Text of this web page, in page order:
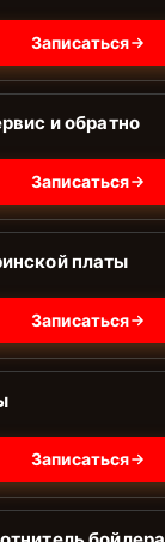
Записаться
и обратно
Записаться
платы
Записаться
Записаться